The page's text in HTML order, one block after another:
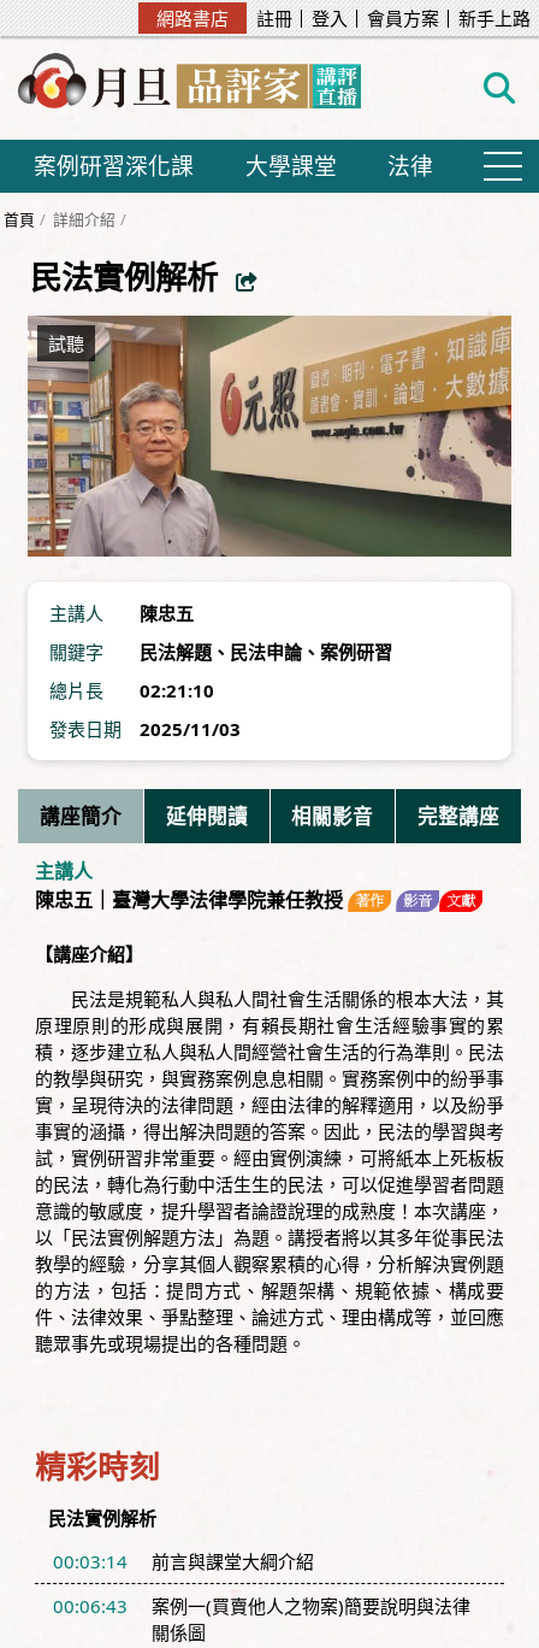
網路書店 註冊 登入 會員方案 新手上路
案例研習深化課 大學課堂 法律
首頁 詳細介紹
民法實例解析
主講人
陳忠五
關鍵字
民法解題 、 民法申論、 案例研習
總片長
02:21:10
發表日期
2025/11/03
講座簡介 延伸閱讀 相關影音 完整講座
主講人
陳忠五｜臺灣大學法律學院兼任教授
【講座介紹】
民法是規範私人與私人間社會生活關係的根本大法，其
原理原則的形成與展開，有賴長期社會生活經驗事實的累
積，逐步建立私人與私人間經營社會生活的行為準則。民法
的教學與研究，與實務案例息息相關。實務案例中的紛爭事
實，呈現待決的法律問題，經由法律的解釋適用，以及紛爭
事實的涵攝，得出解決問題的答案。因此，民法的學習與考
試，實例研習非常重要。經由實例演練，可將紙本上死板板
的民法，轉化為行動中活生生的民法，可以促進學習者問題
意識的敏感度，提升學習者論證說理的成熟度！本次講座，
以「民法實例解題方法」為題。講授者將以其多年從事民法
教學的經驗，分享其個人觀察累積的心得，分析解決實例題
的方法，包括：提問方式、解題架構、規範依據、構成要
件、法律效果、爭點整理、論述方式、理由構成等，並回應
聽眾事先或現場提出的各種問題。
精彩時刻
民法實例解析
00:03:14
前言與課堂大綱介紹
00:06:43
案例一(買賣他人之物案)簡要說明與法律
關係圖